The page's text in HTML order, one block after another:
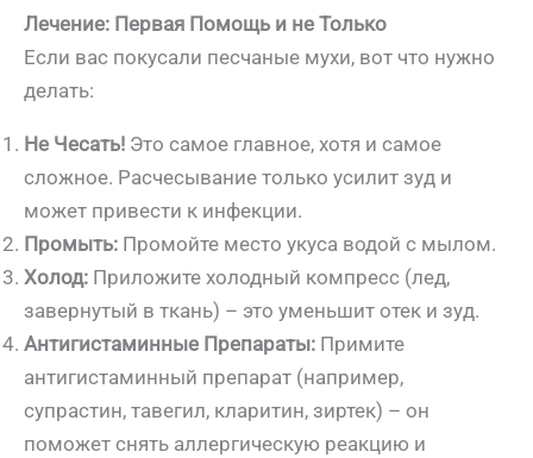
Лечение: Первая Помощь и не Только
Если вас покусали песчаные мухи, вот что нужно
делать:
Не Чесать! Это самое главное, хотя и самое
сложное. Расчесывание только усилит зуд и
может привести к инфекции.
Промыть: Промойте место укуса водой с мылом.
Холод: Приложите холодный компресс (лед,
завернутый в ткань) – это уменьшит отек и зуд.
Антигистаминные Препараты: Примите
антигистаминный препарат (например,
супрастин, тавегил, кларитин, зиртек) – он
поможет снять аллергическую реакцию и